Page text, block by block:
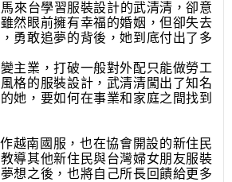
來台學習服裝設計的武清清，卻意
然眼前擁有幸福的婚姻，但卻失去
勇敢追夢的背後，她到底付出了多
主業，打破一般對外配只能做勞工
格的服裝設計，武清清闖出了知名
她，要如何在事業和家庭之間找到
越南國服，也在協會開設的新住民
導其他新住 民與台灣婦女朋友服裝
想之後，也將自己所長回饋給更多